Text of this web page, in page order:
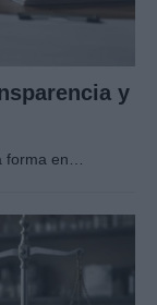
y
forma en…